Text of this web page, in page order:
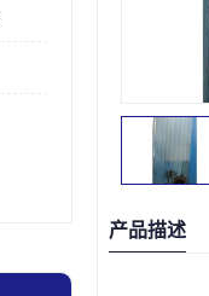
产品描述